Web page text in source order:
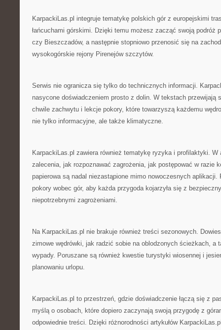
KarpackiLas.pl integruje tematykę polskich gór z europejskimi
łańcuchami górskimi. Dzięki temu możesz zacząć swoją podróż
czy Bieszczadów, a następnie stopniowo przenosić się na
wysokogórskie rejony Pirenejów szczytów.
Serwis nie ogranicza się tylko do technicznych informacji.
nasycone doświadczeniem prosto z dolin. W tekstach przewijają
chwile zachwytu i lekcje pokory, które towarzyszą każdemu
nie tylko informacyjne, ale także klimatyczne.
KarpackiLas.pl zawiera również tematykę ryzyka i profilaktyki. W
zalecenia, jak rozpoznawać zagrożenia, jak postępować w razie
papierowa są nadal niezastąpione mimo nowoczesnych
pokory wobec gór, aby każda przygoda kojarzyła się z
niepotrzebnymi zagrożeniami.
Na KarpackiLas.pl nie brakuje również treści sezonowych.
zimowe wędrówki, jak radzić sobie na oblodzonych ścieżkach, a
wypady. Poruszane są również kwestie turystyki wiosennej i
planowaniu urlopu.
KarpackiLas.pl to przestrzeń, gdzie doświadczenie łączą się z
myślą o osobach, które dopiero zaczynają swoją przygodę z
odpowiednie treści. Dzięki różnorodności artykułów